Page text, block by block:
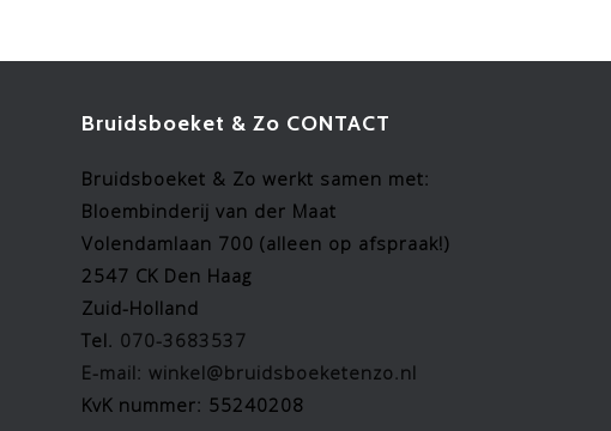
Bruidsboeket & Zo CONTACT
Bruidsboeket & Zo werkt samen met:
Bloembinderij van der Maat
Volendamlaan 700 (alleen op afspraak!)
2547 CK Den Haag
Zuid-Holland
Tel. 070-3683537
E-mail: winkel@bruidsboeketenzo.nl
KvK nummer: 55240208